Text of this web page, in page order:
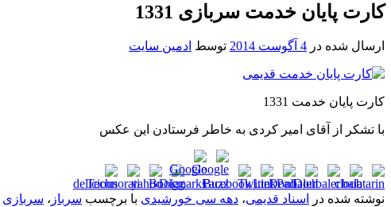
کارت پایان خدمت سربازی 1331
ارسال شده در 4 آگوست 2014 توسط ادمین سایت
کارت پایان خدمت 1331
با تشکر از آقای امیر کردی به خاطر فرستادن این عکس
نوشته شده در اسناد قدیمی، دهه سی خورشیدی با برچسب سرباز ، سربازی